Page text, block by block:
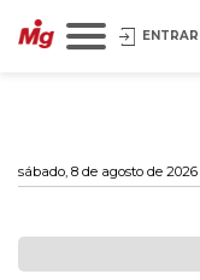
ENTRAR
sábado, 8 de agosto de 2026